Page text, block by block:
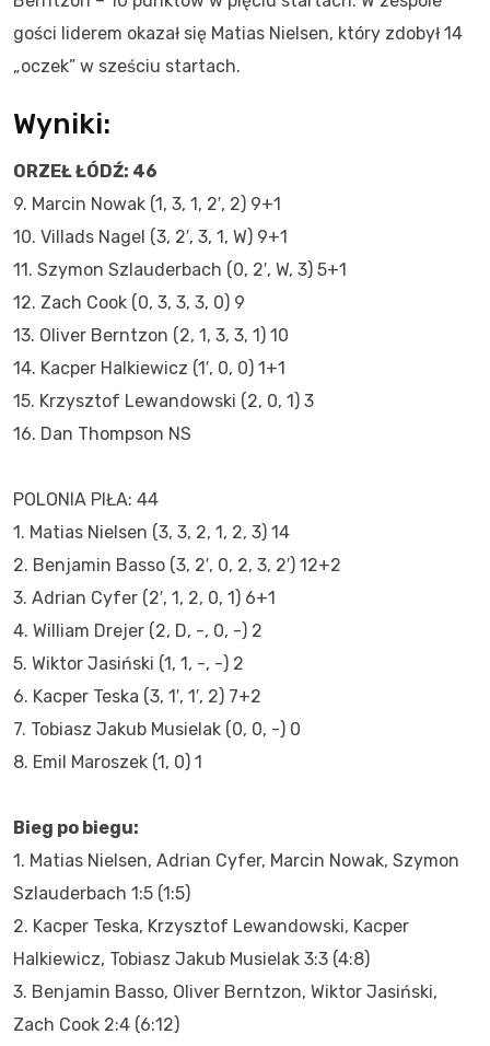
gości liderem okazał się Matias Nielsen, który zdobył 14
„oczek” w sześciu startach.
Wyniki:
ORZEŁ ŁÓDŹ: 46
9. Marcin Nowak (1, 3, 1, 2′, 2) 9+1
10. Villads Nagel (3, 2′, 3, 1, W) 9+1
11. Szymon Szlauderbach (0, 2′, W, 3) 5+1
12. Zach Cook (0, 3, 3, 3, 0) 9
13. Oliver Berntzon (2, 1, 3, 3, 1) 10
14. Kacper Halkiewicz (1′, 0, 0) 1+1
15. Krzysztof Lewandowski (2, 0, 1) 3
16. Dan Thompson NS
POLONIA PIŁA: 44
1. Matias Nielsen (3, 3, 2, 1, 2, 3) 14
2. Benjamin Basso (3, 2′, 0, 2, 3, 2′) 12+2
3. Adrian Cyfer (2′, 1, 2, 0, 1) 6+1
4. William Drejer (2, D, -, 0, -) 2
5. Wiktor Jasiński (1, 1, -, -) 2
6. Kacper Teska (3, 1′, 1′, 2) 7+2
7. Tobiasz Jakub Musielak (0, 0, -) 0
8. Emil Maroszek (1, 0) 1
Bieg po biegu:
1. Matias Nielsen, Adrian Cyfer, Marcin Nowak, Szymon
Szlauderbach 1:5 (1:5)
2. Kacper Teska, Krzysztof Lewandowski, Kacper
Halkiewicz, Tobiasz Jakub Musielak 3:3 (4:8)
3. Benjamin Basso, Oliver Berntzon, Wiktor Jasiński,
Zach Cook 2:4 (6:12)